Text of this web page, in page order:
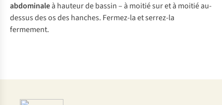
abdominaleà hauteur de bassin – à moitié sur et à moitié au-
dessus des os des hanches. Fermez-la et serrez-la
fermement.